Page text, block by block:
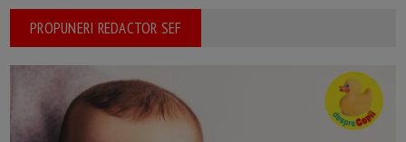
PROPUNERI REDACTOR SEF